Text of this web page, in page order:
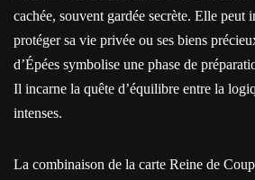
cachée, souvent gardée secrète. Elle peut
protéger sa vie privée ou ses biens
d’Épées symbolise une phase de
Il incarne la quête d’équilibre entre la
intenses.
La combinaison de la carte Reine de